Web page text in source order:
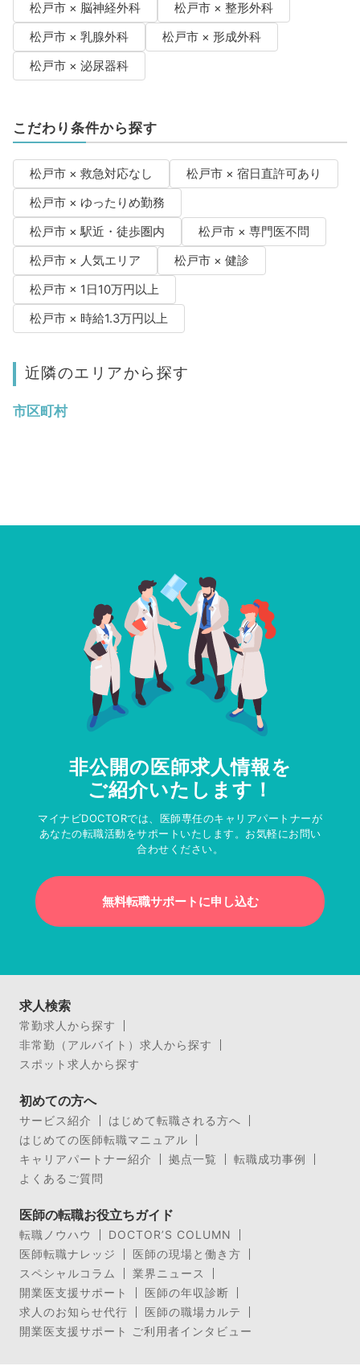
松戸市 × 脳神経外科
松戸市 × 整形外科
松戸市 × 乳腺外科
松戸市 × 形成外科
松戸市 × 泌尿器科
こだわり条件から探す
松戸市 × 救急対応なし
松戸市 × 宿日直許可あり
松戸市 × ゆったりめ勤務
松戸市 × 駅近・徒歩圏内
松戸市 × 専門医不問
松戸市 × 人気エリア
松戸市 × 健診
松戸市 × 1日10万円以上
松戸市 × 時給1.3万円以上
近隣のエリアから探す
市区町村
非公開の医師求人情報を
ご紹介いたします！
マイナビDOCTORでは、医師専任のキャリアパートナーが
あなたの転職活動をサポートいたします。お気軽にお問い
合わせください。
無料転職サポートに申し込む
求人検索
常勤求人から探す
非常勤（アルバイト）求人から探す
スポット求人から探す
初めての方へ
サービス紹介
はじめて転職される方へ
はじめての医師転職マニュアル
キャリアパートナー紹介
拠点一覧
転職成功事例
よくあるご質問
医師の転職お役立ちガイド
転職ノウハウ
DOCTOR’S COLUMN
医師転職ナレッジ
医師の現場と働き方
スペシャルコラム
業界ニュース
開業医支援サポート
医師の年収診断
求人のお知らせ代行
医師の職場カルテ
開業医支援サポート ご利用者インタビュー